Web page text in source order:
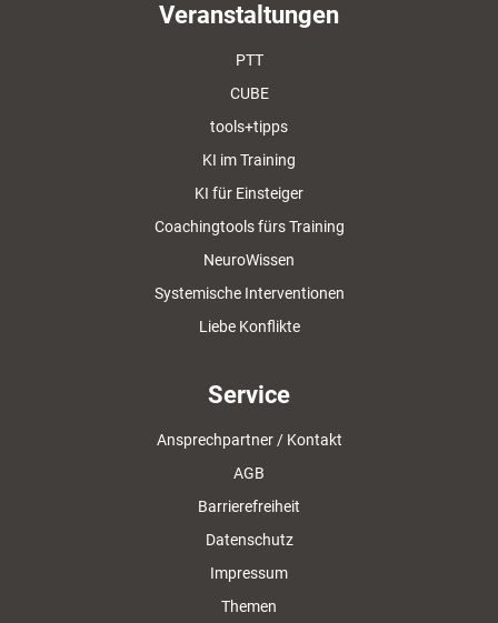
Veranstaltungen
PTT
CUBE
tools+tipps
KI im Training
KI für Einsteiger
Coachingtools fürs Training
NeuroWissen
Systemische Interventionen
Liebe Konflikte
Service
Ansprechpartner / Kontakt
AGB
Barrierefreiheit
Datenschutz
Impressum
Themen